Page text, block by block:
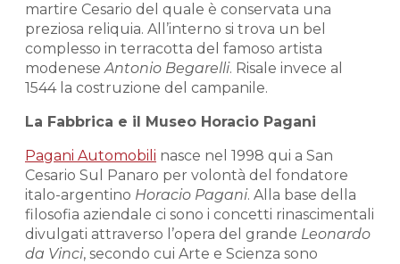
martire Cesario del quale è conservata una
preziosa reliquia. All’interno si trova un bel
complesso in terracotta del famoso artista
modeneseAntonio Begarelli. Risale invece al
1544 la costruzione del campanile.
La Fabbrica e il Museo Horacio Pagani
Pagani Automobili nasce nel 1998 qui a San
Cesario Sul Panaro per volontà del fondatore
italo-argentino Horacio Pagani. Alla base della
filosofia aziendale ci sono i concetti rinascimentali
divulgati attraverso l’opera del grande Leonardo
da Vinci, secondo cui Arte e Scienza sono